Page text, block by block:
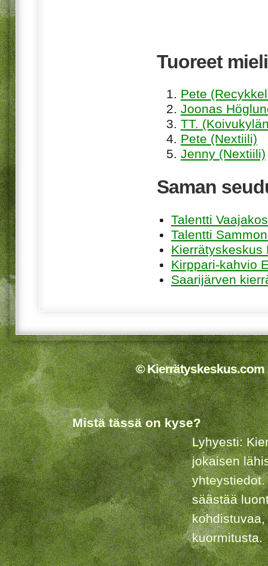
Tuoreet
Pete
Joonas
TT.
Pete (Nextiili)
Jenny (Nextiili)
Saman
Talentti
Talentti
Kierrätyskeskus
Kirppari-kahvio
Saarijärven
© Kierrätyskeskus.com
Mistä tässä on kyse?
Lyhyesti:
jokaisen
säästää
kuormitusta.